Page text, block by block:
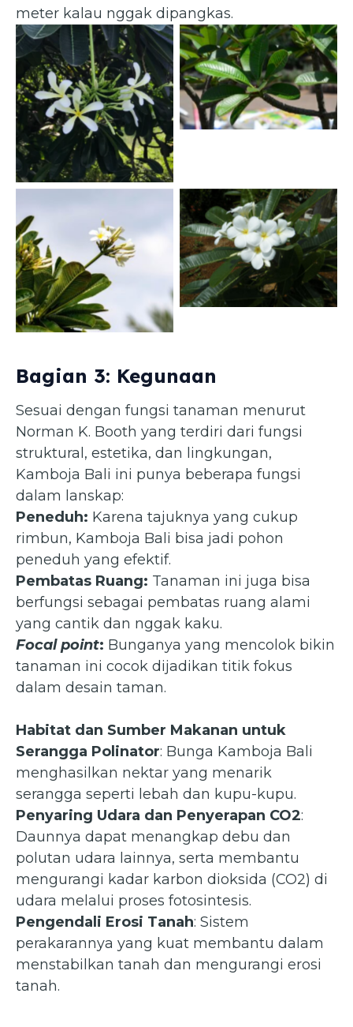
meter kalau nggak dipangkas.
Plumeria alba — Kamboja
Bali (mybageecha.com)
Plumeria alba — Kamboja
Bali
(planterandforester.com)
Plumeria alba — Kamboja
Bali (naturenursery.in)
Plumeria alba — Kamboja
Bali
(worldoffloweringplants.c
om)
Bagian 3: Kegunaan
Sesuai dengan fungsi tanaman menurut
Norman K. Booth yang terdiri dari fungsi
struktural, estetika, dan lingkungan,
Kamboja Bali ini punya beberapa fungsi
dalam lanskap:
Peneduh: Karena tajuknya yang cukup
rimbun, Kamboja Bali bisa jadi pohon
peneduh yang efektif.
Pembatas Ruang: Tanaman ini juga bisa
berfungsi sebagai pembatas ruang alami
yang cantik dan nggak kaku.
Focal point: Bunganya yang mencolok bikin
tanaman ini cocok dijadikan titik fokus
dalam desain taman.
Habitat dan Sumber Makanan untuk
Serangga Polinator: Bunga Kamboja Bali
menghasilkan nektar yang menarik
serangga seperti lebah dan kupu-kupu.
Penyaring Udara dan Penyerapan CO2:
Daunnya dapat menangkap debu dan
polutan udara lainnya, serta membantu
mengurangi kadar karbon dioksida (CO2) di
udara melalui proses fotosintesis.
Pengendali Erosi Tanah: Sistem
perakarannya yang kuat membantu dalam
menstabilkan tanah dan mengurangi erosi
tanah.